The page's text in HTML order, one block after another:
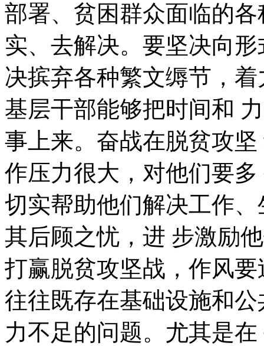
部署、贫困群众面临的
实、去解决。要坚决向
决摈弃各种繁文缛节，
基层干部能够把时间和
事上来。奋战在脱贫攻
作压力很大，对他们要
切实帮助他们解决工作
其后顾之忧，进 步激励
打赢脱贫攻坚战，作风
往往既存在基础设施和
力不足的问题。尤其是